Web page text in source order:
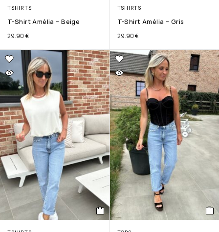
TSHIRTS
T-Shirt Amélia – Beige
29.90 €
TSHIRTS
T-Shirt Amélia – Gris
29.90€